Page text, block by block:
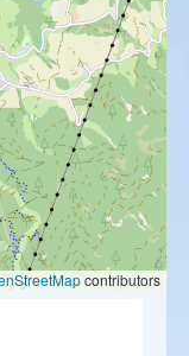
contributors